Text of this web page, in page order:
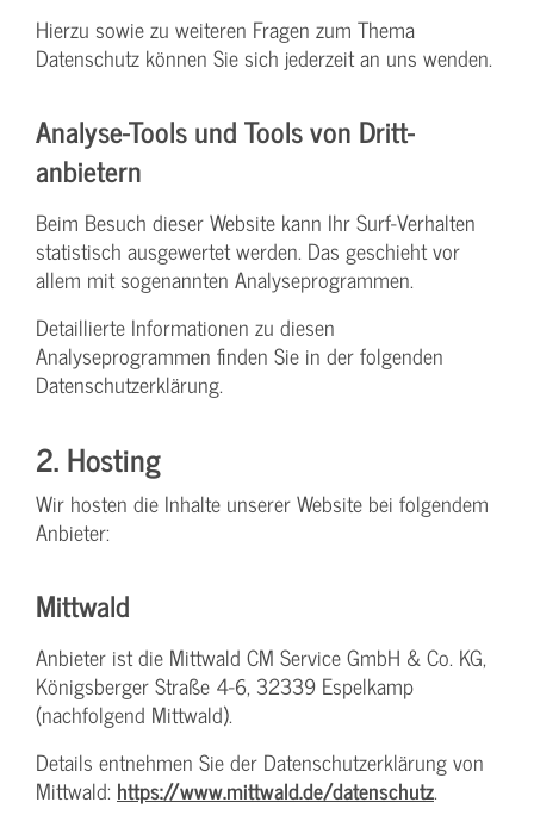
Hierzu sowie zu weiteren Fragen zum Thema
Datenschutz können Sie sich jederzeit an uns wenden.
Analyse-Tools und Tools von Dritt­
anbietern
Beim Besuch dieser Website kann Ihr Surf-Verhalten
statistisch ausgewertet werden. Das geschieht vor
allem mit sogenannten Analyseprogrammen.
Detaillierte Informationen zu diesen
Analyseprogrammen finden Sie in der folgenden
Datenschutzerklärung.
2. Hosting
Wir hosten die Inhalte unserer Website bei folgendem
Anbieter:
Mittwald
Anbieter ist die Mittwald CM Service GmbH & Co. KG,
Königsberger Straße 4-6, 32339 Espelkamp
(nachfolgend Mittwald).
Details entnehmen Sie der Datenschutzerklärung von
Mittwald: https://www.mittwald.de/datenschutz.